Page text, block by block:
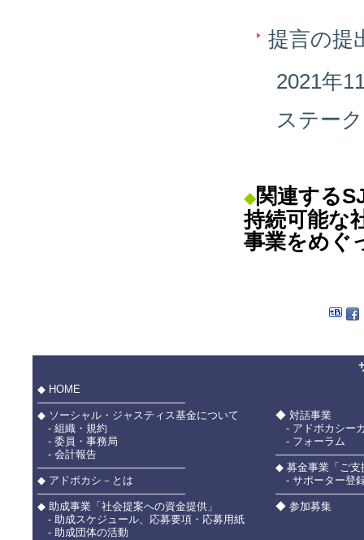
提言の提
2021年
ステー
◆関連する
持続可能な
事業をめぐ
◆ HOME
――――――――――――――
◆ ソーシャル・ジャスティス基金について
- 組織・規約
- 委員・事務局
- 会計報告
――――――――――――――
◆ アドボカシ－とは
――――――――――――――
◆ 助成事業「社会提案への資金提供」
- 助成スケジュール、応募要項・応募用紙
- 助成団体の活動
◆ 対話事業
- アドボカシー
- フォーラム
◆ 募金事業「ご支
- サポーター登
◆ 参加募集